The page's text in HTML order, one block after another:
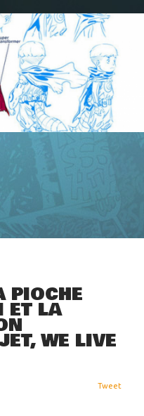
ET LA
WE LIVE
Tweet